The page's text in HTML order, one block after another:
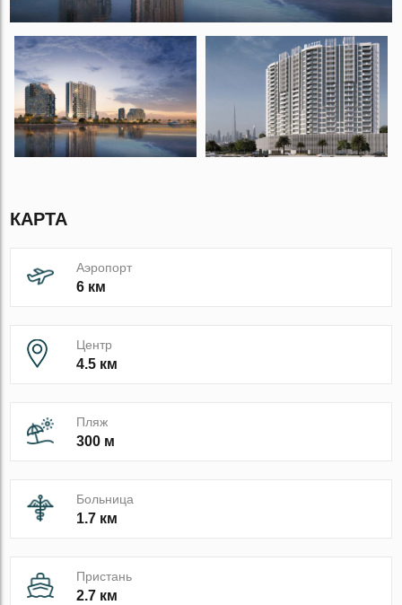
КАРТА
Аэропорт
6 км
Центр
4.5 км
Пляж
300 м
Больница
1.7 км
Пристань
2.7 км